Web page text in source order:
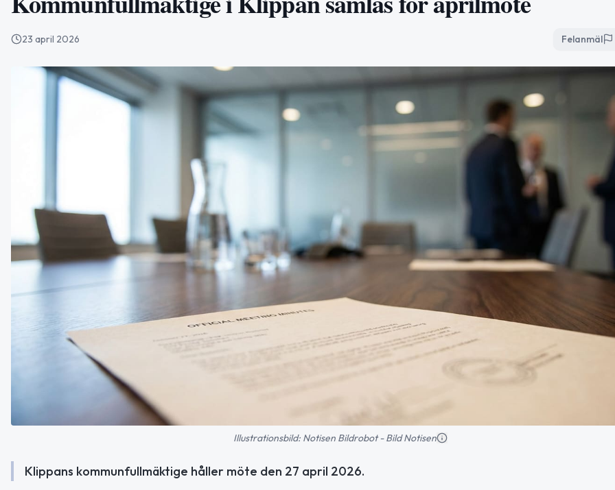
23 april 2026 Felanmäl
Illustrationsbild: Notisen Bildrobot - Bild Notisen
Klippans kommunfullmäktige håller möte den 27 april 2026.